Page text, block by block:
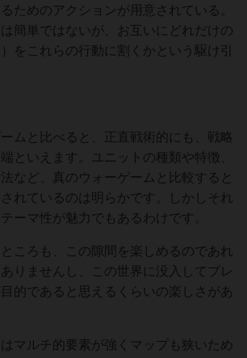
ためのアクションが用意されている。
簡単ではないが、お互いにどれだけの
をこれらの行動に割くかという駆け引
ームと比べると、正直戦術的にも、戦略
といえます。ユニットの種類や特徴、
など、真のウォーゲームと比較すると
れているのは明らかです。しかしそれ
ーマ性が魅力でもあるわけです。
ころも、この隙間を楽しめるのであれ
りませんし、この世界に没入してプレ
的であると思えるくらいの楽しさがあ
マルチ的要素が強くマップも狭いため